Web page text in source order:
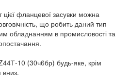
фланцевої засувки можна
що робить даний тип
обладнанням в промисловості та
10 (30ч6бр) будь-яке, крім